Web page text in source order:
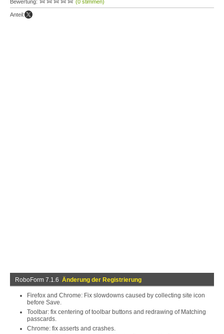
Bewertung: (0 stimmen)
Anteil:
RoboForm 7.1.6 Änderung der Registrierung
Firefox and Chrome: Fix slowdowns caused by collecting site icon
before Save.
Toolbar: fix centering of toolbar buttons and redrawing of Matching
passcards.
Chrome: fix asserts and crashes.